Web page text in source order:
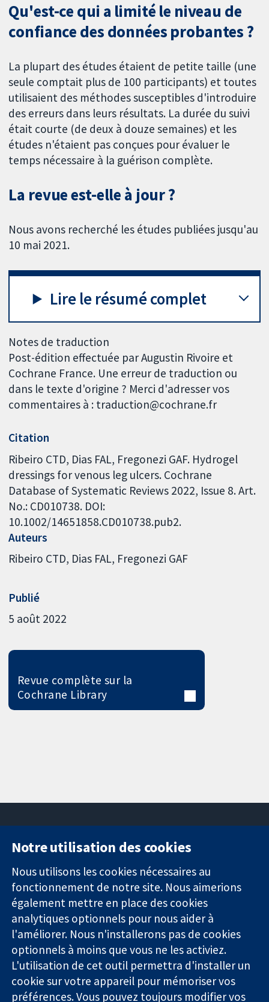
Qu'est-ce qui a limité le niveau de
confiance des données probantes ?
La plupart des études étaient de petite taille (une
seule comptait plus de 100 participants) et toutes
utilisaient des méthodes susceptibles d'introduire
des erreurs dans leurs résultats. La durée du suivi
était courte (de deux à douze semaines) et les
études n'étaient pas conçues pour évaluer le
temps nécessaire à la guérison complète.
La revue est-elle à jour ?
Nous avons recherché les études publiées jusqu'au
10 mai 2021.
Lire le résumé complet
Notes de traduction
Post-édition effectuée par Augustin Rivoire et
Cochrane France. Une erreur de traduction ou
dans le texte d'origine ? Merci d'adresser vos
commentaires à : traduction@cochrane.fr
Citation
Ribeiro CTD, Dias FAL, Fregonezi GAF. Hydrogel
dressings for venous leg ulcers. Cochrane
Database of Systematic Reviews 2022, Issue 8. Art.
No.: CD010738. DOI:
10.1002/14651858.CD010738.pub2.
Auteurs
Ribeiro CTD Dias FAL Fregonezi GAF
Publié
5 août 2022
Revue complète sur la
Cochrane Library
Des données
probantes.
Des décisions
éclairées.
Une meilleure
santé.
11-13 Cavendish
Square
Londres
W1G0AN
Royaume-Uni
nous
Actualités
Service de
presse
Qui sommes-
nous
Offres
d'emploi
Library
Notre utilisation des cookies
Nous utilisons les cookies nécessaires au
fonctionnement de notre site. Nous aimerions
également mettre en place des cookies
analytiques optionnels pour nous aider à
l'améliorer. Nous n'installerons pas de cookies
optionnels à moins que vous ne les activiez.
L'utilisation de cet outil permettra d'installer un
cookie sur votre appareil pour mémoriser vos
préférences. Vous pouvez toujours modifier vos